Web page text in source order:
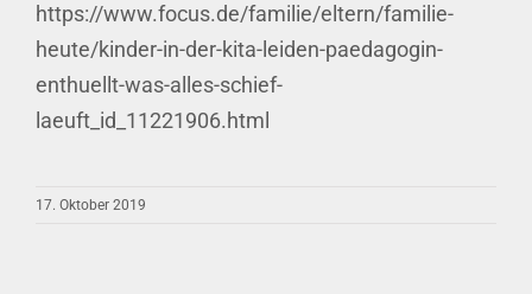
https://www.focus.de/familie/eltern/familie-
heute/kinder-in-der-kita-leiden-paedagogin-
enthuellt-was-alles-schief-
laeuft_id_11221906.html
17. Oktober 2019